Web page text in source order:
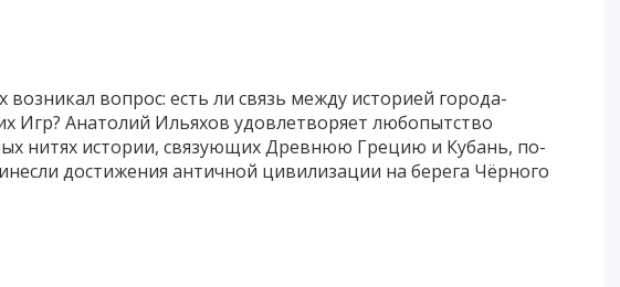
вопрос: есть ли связь между историей города-
Игр? Анатолий Ильяхов удовлетворяет любопытство
нитях истории, связующих Древнюю Грецию и Кубань, по­
достижения античной циви­лизации на берега Чёрного